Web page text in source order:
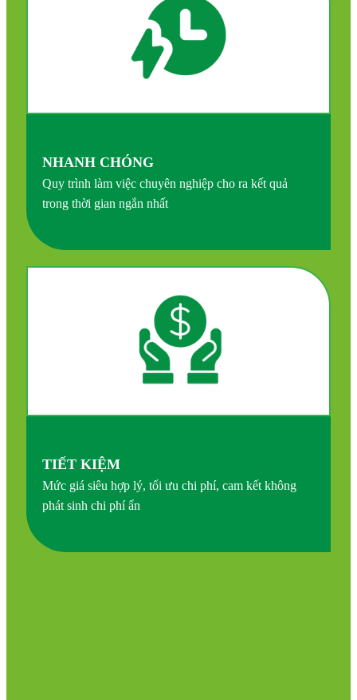
NHANH CHÓNG
Quy trình làm việc chuyên nghiệp cho ra kết quả
trong thời gian ngắn nhất
TIẾT KIỆM
Mức giá siêu hợp lý, tối ưu chi phí, cam kết không
phát sinh chi phí ẩn